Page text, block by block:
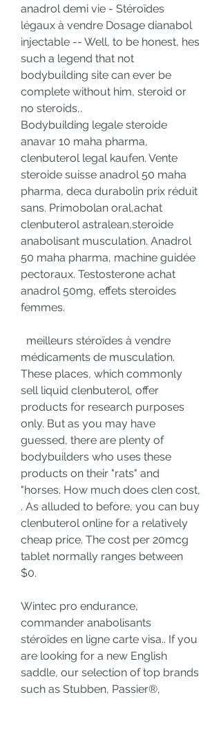
anadrol demi vie - Stéroïdes
légaux à vendre Dosage dianabol
injectable -- Well, to be honest, hes
such a legend that not
bodybuilding site can ever be
complete without him, steroid or
no steroids,.
Bodybuilding legale steroide
anavar 10 maha pharma,
clenbuterol legal kaufen. Vente
steroide suisse anadrol 50 maha
pharma, deca durabolin prix réduit
sans. Primobolan oral,achat
clenbuterol astralean,steroide
anabolisant musculation. Anadrol
50 maha pharma, machine guidée
pectoraux. Testosterone achat
anadrol 50mg, effets steroides
femmes.
médicaments de musculation.
These places, which commonly
sell liquid clenbuterol, offer
products for research purposes
only. But as you may have
guessed, there are plenty of
bodybuilders who uses these
products on their "rats" and
"horses. How much does clen cost,
. As alluded to before, you can buy
clenbuterol online for a relatively
cheap price. The cost per 20mcg
tablet normally ranges between
$0.
Wintec pro endurance,
commander anabolisants
stéroïdes en ligne carte visa.. If you
are looking for a new English
saddle, our selection of top brands
such as Stubben, Passier®,